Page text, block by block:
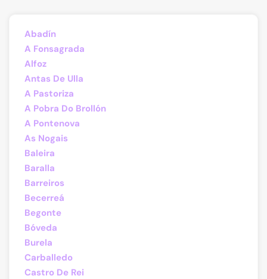
Abadín
A Fonsagrada
Alfoz
Antas De Ulla
A Pastoriza
A Pobra Do Brollón
A Pontenova
As Nogais
Baleira
Baralla
Barreiros
Becerreá
Begonte
Bóveda
Burela
Carballedo
Castro De Rei